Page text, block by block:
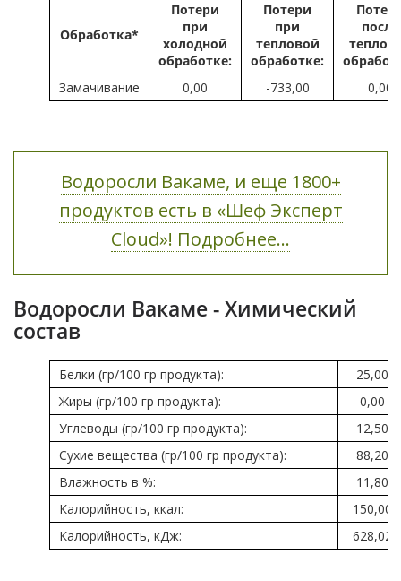
Обработка*
Потери
при
холодной
обработке:
Потери
при
тепловой
обработке:
после
Замачивание
0,00 -733,00 0,00
Водоросли Вакаме, и еще 1800+
продуктов есть в «Шеф Эксперт
Cloud»! Подробнее...
Водоросли Вакаме - Химический
состав
Белки (гр/100 гр продукта):
25,00
Жиры (гр/100 гр продукта):
0,00
Углеводы (гр/100 гр продукта):
12,50
Сухие вещества (гр/100 гр продукта):
88,20
Влажность в %:
11,80
Калорийность, ккал:
150,00
Калорийность, кДж:
628,02